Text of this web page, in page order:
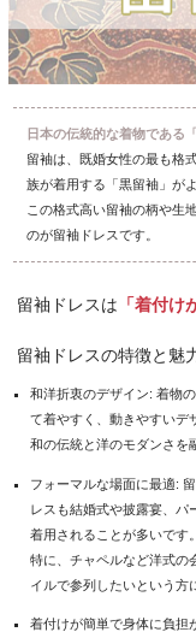
東京即日バイク便
配送・お支払い方法
よくあるご質問
日本の伝統的な着物である
留袖は、既婚女性の最も格
族が着用する「黒留袖」が
この格式高い留袖の柄や生
のが留袖ドレスです。
留袖ドレスは 「着付け
留袖ドレスの特徴と魅
和洋折衷のデザイン: 着物
て着やすく、動きやすいデ
和の伝統と洋のモダンさを
フォーマルな場面に最適:
レスも結婚式や披露宴、パ
着用されることが多いです。
特に、チャペルなど洋式の
イルで参列したいという方
着付けが簡単で身体に負担